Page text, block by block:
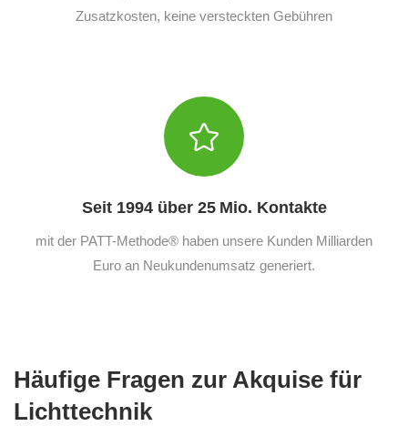
Zusatzkosten, keine versteckten Gebühren
Seit 1994 über 25 Mio. Kontakte
mit der PATT-Methode® haben unsere Kunden Milliarden
Euro an Neukundenumsatz generiert.
Häufige Fragen zur Akquise für
Lichttechnik